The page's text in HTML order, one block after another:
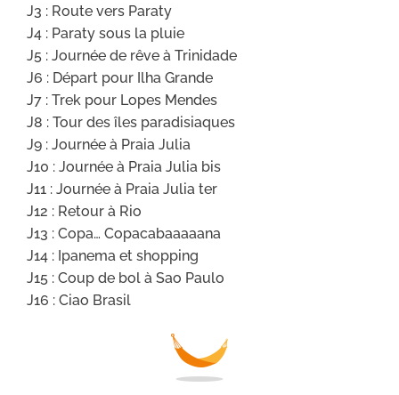
J3 : Route vers Paraty
J4 : Paraty sous la pluie
J5 : Journée de rêve à Trinidade
J6 : Départ pour Ilha Grande
J7 : Trek pour Lopes Mendes
J8 : Tour des îles paradisiaques
J9 : Journée à Praia Julia
J10 : Journée à Praia Julia bis
J11 : Journée à Praia Julia ter
J12 : Retour à Rio
J13 : Copa… Copacabaaaaana
J14 : Ipanema et shopping
J15 : Coup de bol à Sao Paulo
J16 : Ciao Brasil